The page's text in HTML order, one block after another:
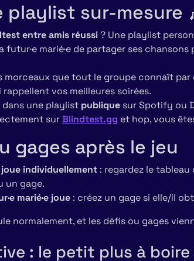
playlist sur-mesure
entre amis réussi? Une playlist
futur·e marié·e de partager ses
morceaux que tout le groupe connaît
vos meilleures soirées.
une playlist publique sur Spotify ou
surBlindtest.gg et hop, vous
gages après le jeu
individuellement : regardez le
un gage.
marié·e joue : créez un gage si elle/il
normalement, et les défis ou gages
: le petit plus à boire